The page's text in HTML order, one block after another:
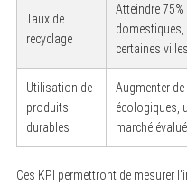
Taux de
recyclage
Atteindre
domestiques,
certaines villes.
Utilisation de
produits
durables
Augmenter
écologiques,
marché
Ces KPI permettront de mesurer